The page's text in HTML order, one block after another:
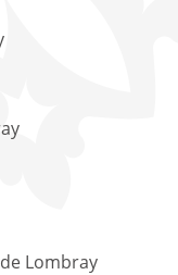
Lombray